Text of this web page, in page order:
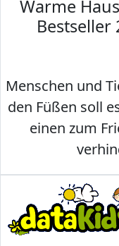
Warme
Bestseller
Menschen und
den Füßen soll
einen zum